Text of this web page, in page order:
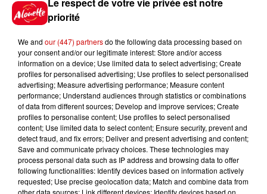
votre semaine
Infos
8 août 2026
priorité
We and our (447) partnersdo the following data processing based on
your consent and/or our legitimate interest: Store and/or access
information on a device; Use limited data to select advertising; Create
profiles for personalised advertising; Use profiles to select personalised
advertising; Measure advertising performance; Measure content
performance; Understand audiences through statistics or combinations
of data from different sources; Develop and improve services; Create
profiles to personalise content; Use profiles to select personalised
content; Use limited data to select content; Ensure security, prevent and
detect fraud, and fix errors; Deliver and present advertising and content;
Save and communicate privacy choices. These technologies may
process personal data such as IP address and browsing data to offer
following functionalities: Identify devices based on information actively
requested; Use precise geolocation data; Match and combine data from
other data sources; Link different devices; Identify devices based on